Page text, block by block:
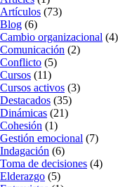
Artículos (73)
Blog (6)
Cambio organizacional (4)
Comunicación (2)
Conflicto (5)
Cursos (11)
Cursos activos (3)
Destacados (35)
Dinámicas (21)
Cohesión (1)
Gestión emocional (7)
Indagación (6)
Toma de decisiones (4)
Elderazgo (5)